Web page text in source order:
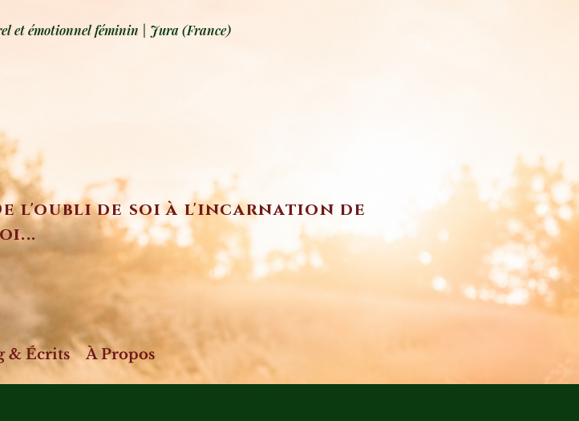
et émotionnel féminin | Jura (France)
l'oubli de soi à l'incarnation de
& Écrits À Propos